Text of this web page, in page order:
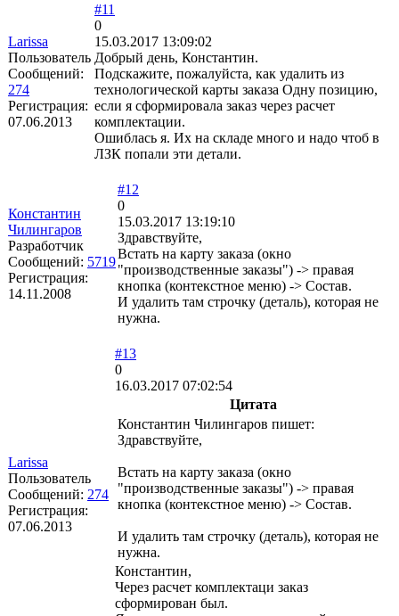
Larissa
Пользователь
Сообщений:
274
Регистрация:
07.06.2013
#11
0
15.03.2017 13:09:02
Добрый день, Константин.
Подскажите, пожалуйста, как удалить из
технологической карты заказа Одну позицию,
если я сформировала заказ через расчет
комплектации.
Ошиблась я. Их на складе много и надо чтоб в
ЛЗК попали эти детали.
Константин
Чилингаров
Разработчик
Сообщений: 5719
Регистрация:
14.11.2008
#12
0
15.03.2017 13:19:10
Здравствуйте,
Встать на карту заказа (окно
"производственные заказы") -> правая
кнопка (контекстное меню) -> Состав.
И удалить там строчку (деталь), которая не
нужна.
Larissa
Пользователь
Сообщений: 274
Регистрация:
07.06.2013
#13
0
16.03.2017 07:02:54
Цитата
Константин Чилингаров пишет:
Здравствуйте,
Встать на карту заказа (окно
"производственные заказы") -> правая
кнопка (контекстное меню) -> Состав.
И удалить там строчку (деталь), которая не
нужна.
Константин,
Через расчет комплектаци заказ
сформирован был.